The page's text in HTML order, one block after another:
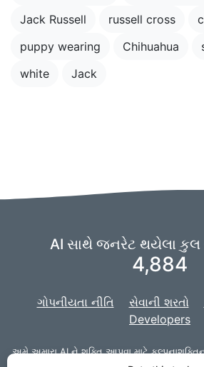
Jack Russell
russell cross
puppy wearing
Chihuahua
white
Jack
AI સાથે જનરેટ થયેલા
4,884
ગોપનીયતા નીતિ સેવાની શરતો
Developers
અમે અમારા AI ને શક્તિ આપવા માટે